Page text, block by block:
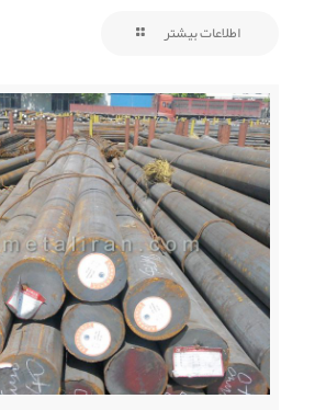
اطلاعات بیشتر